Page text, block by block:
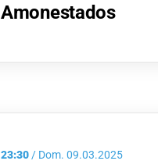
Amonestados
23:30 / Dom. 09.03.2025